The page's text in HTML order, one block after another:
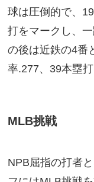
球は圧倒的で、
打をマークし、
の後は近鉄の4番
率.277、39本塁
MLB挑戦
NPB屈指の打者